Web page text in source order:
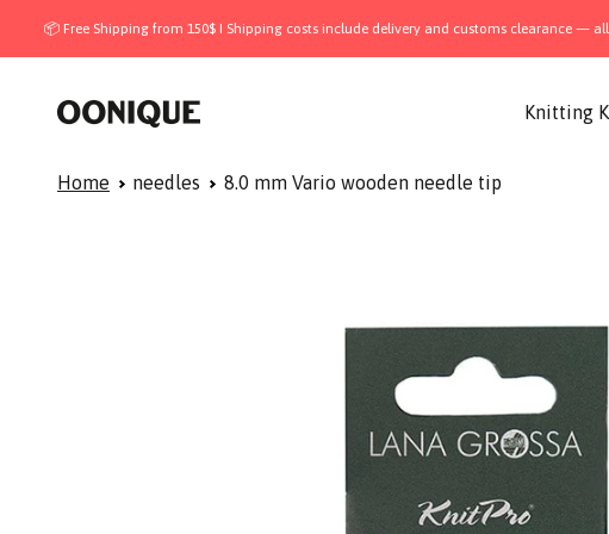
Free Shipping from 150$ I Shipping costs include delivery and customs clearance — all
Knitting
OONIQUE
Home needles 8.0 mm Vario wooden needle tip